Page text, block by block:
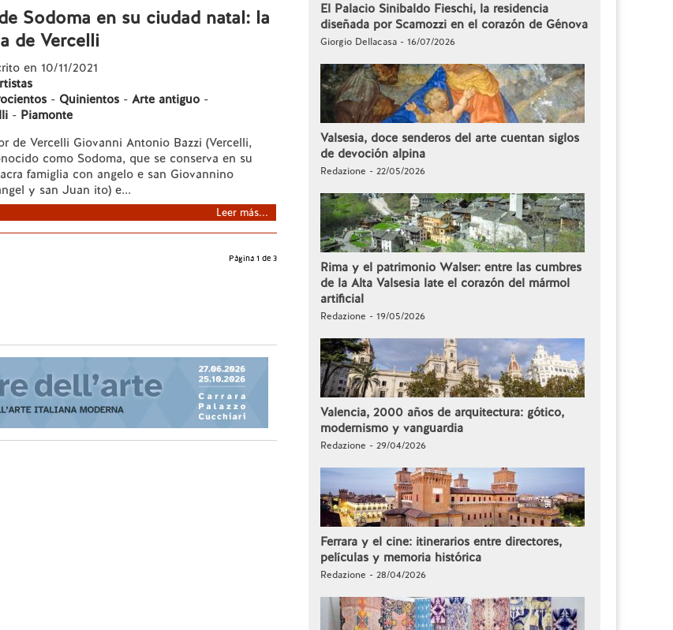
Sodoma en su ciudad natal: la
de Vercelli
en 10/11/2021
- Quinientos - Arte antiguo -
- Piamonte
de Vercelli Giovanni Antonio Bazzi (Vercelli,
como Sodoma, que se conserva en su
famiglia con angelo e san Giovannino
y san Juan ito) e...
Leer más...
Página 1 de 3
El Palacio Sinibaldo Fieschi, la residencia
diseñada por Scamozzi en el corazón de Génova
Giorgio Dellacasa - 16/07/2026
Valsesia, doce senderos del arte cuentan siglos
de devoción alpina
Redazione - 22/05/2026
Rima y el patrimonio Walser: entre las cumbres
de la Alta Valsesia late el corazón del mármol
artificial
Redazione - 19/05/2026
Valencia, 2000 años de arquitectura: gótico,
modernismo y vanguardia
Redazione - 29/04/2026
Ferrara y el cine: itinerarios entre directores,
películas y memoria histórica
Redazione - 28/04/2026